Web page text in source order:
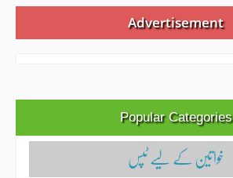
Advertisement
Popular Categories
خواتین کے لیے ٹپس